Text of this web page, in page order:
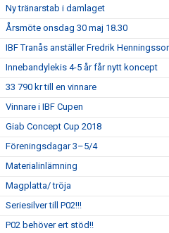
Ny tränarstab i damlaget
Årsmöte onsdag 30 maj 18.30
IBF Tranås anställer Fredrik
Innebandylekis 4-5 år får nytt koncept
33 790 kr till en vinnare
Vinnare i IBF Cupen
Giab Concept Cup 2018
Föreningsdagar 3–5/4
Materialinlämning
Magplatta/ tröja
Seriesilver till P02!!!
P02 behöver ert stöd!!